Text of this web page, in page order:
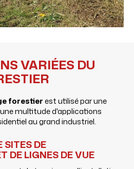
VARIÉES DU
forestierest utilisé par une
multitude d'applications
au grand industriel.
SITES DE
DE LIGNES DE VUE